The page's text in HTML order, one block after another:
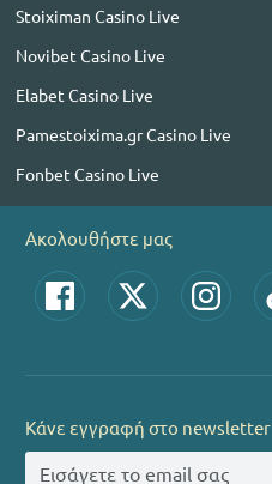
Stoiximan Casino Live
Novibet Casino Live
Elabet Casino Live
Pamestoixima.gr Casino Live
Fonbet Casino Live
Ακολουθήστε μας
Κάνε εγγραφή στο newsletter